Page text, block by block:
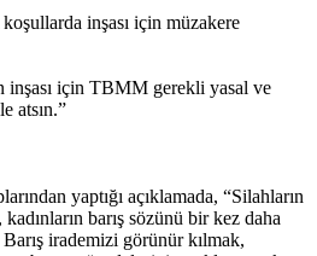
inşası için müzakere
inşası için TBMM gerekli yasal ve
atsın.”
yaptığı açıklamada, “Silahların
barış sözünü bir kez daha
irademizi görünür kılmak,